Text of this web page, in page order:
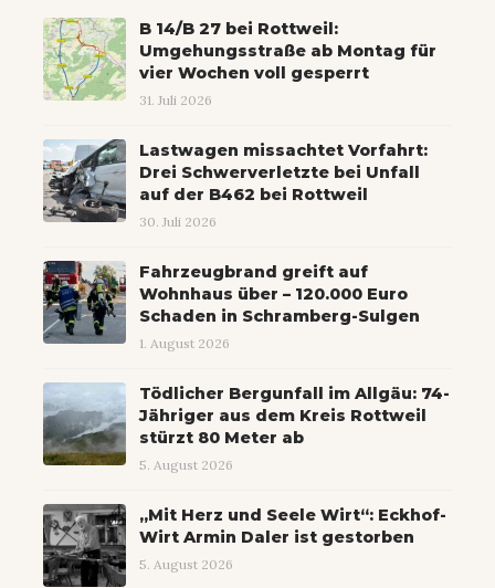
B 14/B 27 bei Rottweil:
Umgehungsstraße ab Montag für
vier Wochen voll gesperrt
31. Juli 2026
Lastwagen missachtet Vorfahrt:
Drei Schwerverletzte bei Unfall
auf der B462 bei Rottweil
30. Juli 2026
Fahrzeugbrand greift auf
Wohnhaus über – 120.000 Euro
Schaden in Schramberg-Sulgen
1. August 2026
Tödlicher Bergunfall im Allgäu: 74-
Jähriger aus dem Kreis Rottweil
stürzt 80 Meter ab
5. August 2026
„Mit Herz und Seele Wirt“: Eckhof-
Wirt Armin Daler ist gestorben
5. August 2026